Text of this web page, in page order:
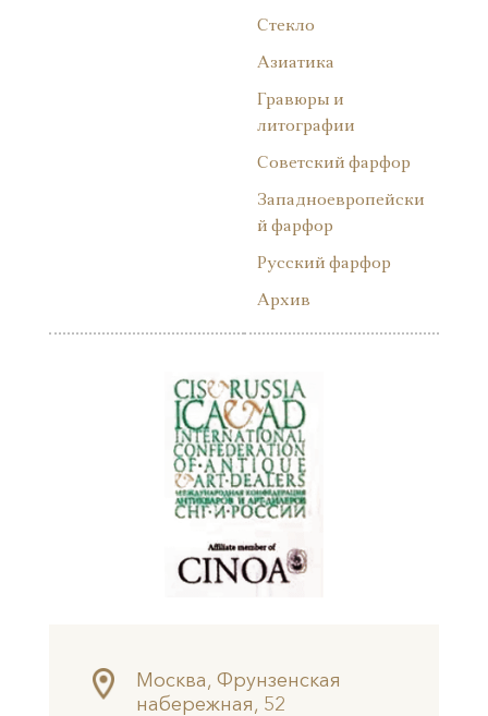
Стекло
Азиатика
Гравюры и
литографии
Советский фарфор
Западноевропейски
й фарфор
Русский фарфор
Архив
Москва, Фрунзенская
набережная, 52